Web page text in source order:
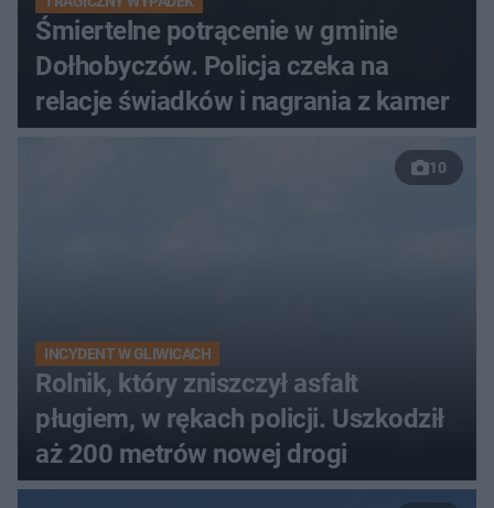
Śmiertelne potrącenie w gminie
Dołhobyczów. Policja czeka na
relacje świadków i nagrania z kamer
10
INCYDENT W GLIWICACH
Rolnik, który zniszczył asfalt
pługiem, w rękach policji. Uszkodził
aż 200 metrów nowej drogi